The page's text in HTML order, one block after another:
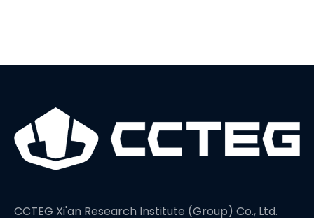
CCTEG Xi'an Research Institute (Group) Co., Ltd.